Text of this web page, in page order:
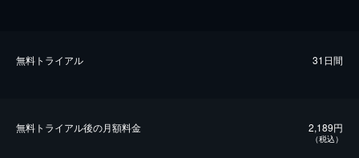
無料トライアル 31日間
無料トライアル後の⽉額料金 2,189円
（税込）